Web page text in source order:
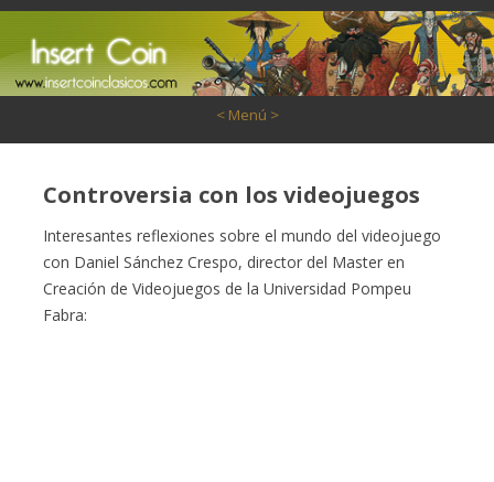
< Menú >
Controversia con los videojuegos
Interesantes reflexiones sobre el mundo del videojuego
con Daniel Sánchez Crespo, director del Master en
Creación de Videojuegos de la Universidad Pompeu
Fabra: